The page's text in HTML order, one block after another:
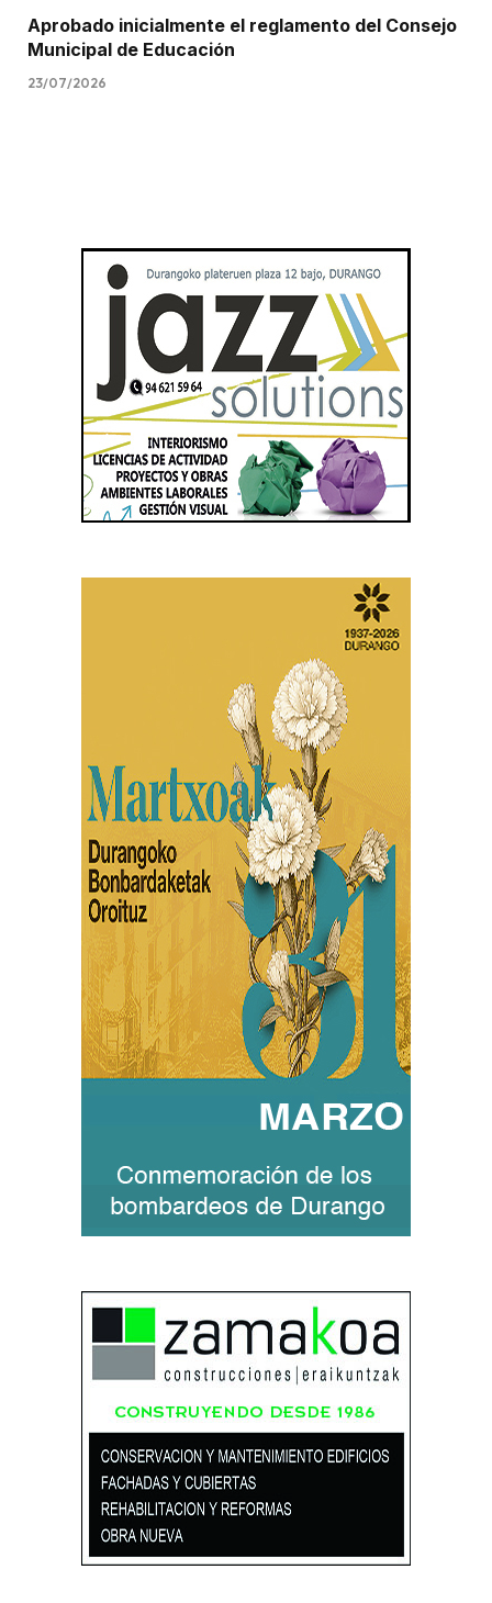
Aprobado inicialmente el reglamento del Consejo
Municipal de Educación
23/07/2026